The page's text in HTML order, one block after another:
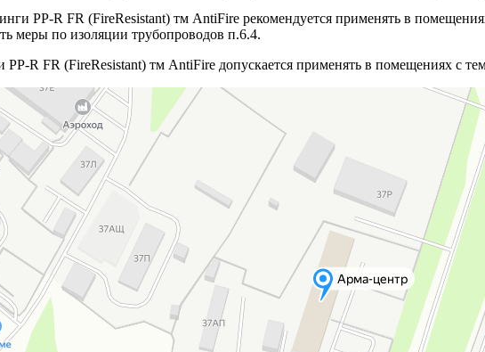
R FR (FireResistant) тм AntiFire рекомендуется применять в
меры по изоляции трубопроводов п.6.4.
FR (FireResistant) тм AntiFire допускается применять в помещениях с